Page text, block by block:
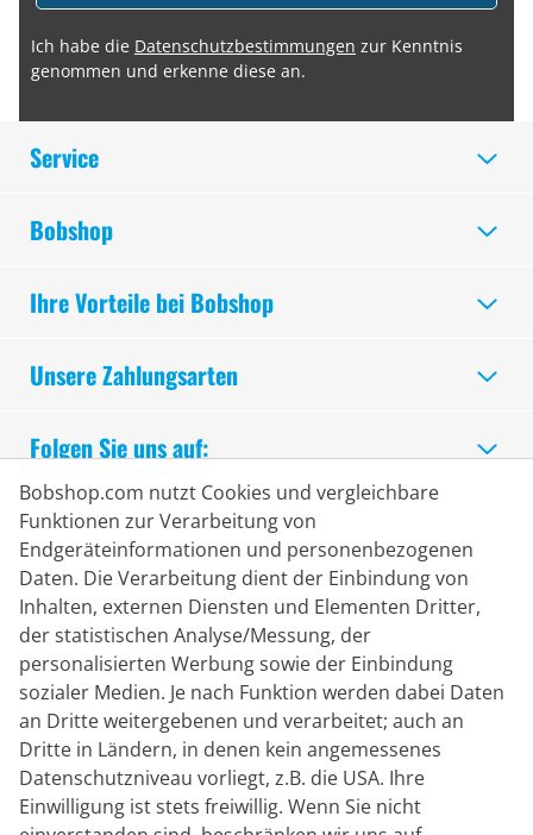
Ich habe die Datenschutzbestimmungen zur Kenntnis
genommen und erkenne diese an.
Service
Bobshop
Ihre Vorteile bei Bobshop
Unsere Zahlungsarten
Folgen Sie uns auf:
Sicheres Einkaufen
Bobshop.com nutzt Cookies und vergleichbare
Funktionen zur Verarbeitung von
Endgeräteinformationen und personenbezogenen
Daten. Die Verarbeitung dient der Einbindung von
Inhalten, externen Diensten und Elementen Dritter,
der statistischen Analyse/Messung, der
personalisierten Werbung sowie der Einbindung
sozialer Medien. Je nach Funktion werden dabei Daten
an Dritte weitergebenen und verarbeitet; auch an
Dritte in Ländern, in denen kein angemessenes
Datenschutzniveau vorliegt, z.B. die USA. Ihre
Einwilligung ist stets freiwillig. Wenn Sie nicht